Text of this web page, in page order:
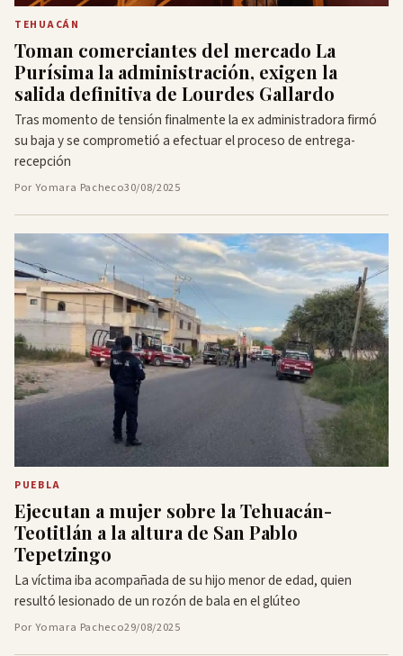
TEHUACÁN
Toman comerciantes del mercado La
Purísima la administración, exigen la
salida definitiva de Lourdes Gallardo
Tras momento de tensión finalmente la ex administradora firmó
su baja y se comprometió a efectuar el proceso de entrega-
recepción
Por Yomara Pacheco30/08/2025
PUEBLA
Ejecutan a mujer sobre la Tehuacán-
Teotitlán a la altura de San Pablo
Tepetzingo
La víctima iba acompañada de su hijo menor de edad, quien
resultó lesionado de un rozón de bala en el glúteo
Por Yomara Pacheco29/08/2025